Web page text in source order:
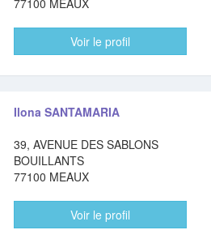
77100 MEAUX
Voir le profil
Ilona SANTAMARIA
39, AVENUE DES SABLONS
BOUILLANTS
77100 MEAUX
Voir le profil